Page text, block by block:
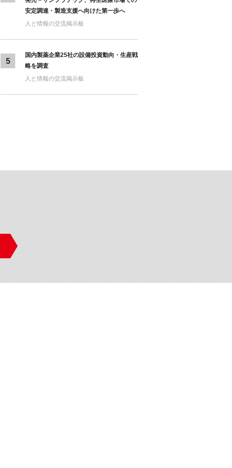
安定調達・製造支援へ向けた第一歩へ
人と情報の交流掲示板
5
国内製薬企業25社の設備投資動向・生産戦
略を調査
人と情報の交流掲示板